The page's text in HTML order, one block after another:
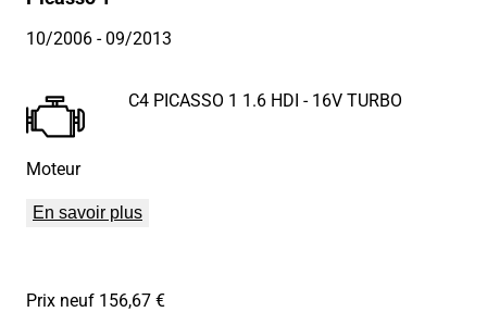
10/2006- 09/2013
Moteur
C4 PICASSO 1 1.6 HDI - 16V TURBO
En savoir plus
Prix neuf 156,67 €